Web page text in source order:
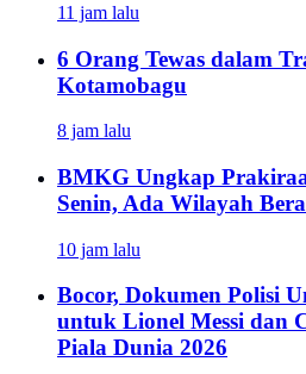
11 jam lalu
6 Orang Tewas dalam
Kotamobagu
8 jam lalu
BMKG Ungkap
Senin, Ada Wilayah
10 jam lalu
Bocor, Dokumen Polisi
untuk Lionel Messi dan
Piala Dunia 2026